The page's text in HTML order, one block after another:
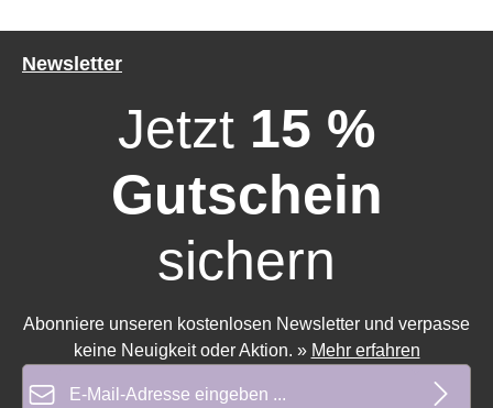
Newsletter
Jetzt 15 %
Gutschein
sichern
Abonniere unseren kostenlosen Newsletter und verpasse
keine Neuigkeit oder Aktion. » Mehr erfahren